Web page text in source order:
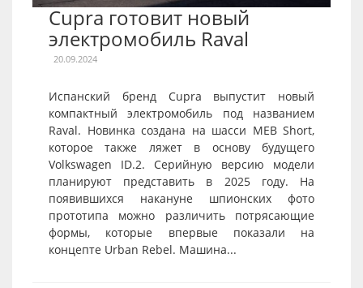
Cupra готовит новый
электромобиль Raval
20.09.2024
Испанский бренд Cupra выпустит новый
компактный электромобиль под названием
Raval. Новинка создана на шасси MEB Short,
которое также ляжет в основу будущего
Volkswagen ID.2. Серийную версию модели
планируют представить в 2025 году. На
появившихся накануне шпионских фото
прототипа можно различить потрясающие
формы, которые впервые показали на
концепте Urban Rebel. Машина...